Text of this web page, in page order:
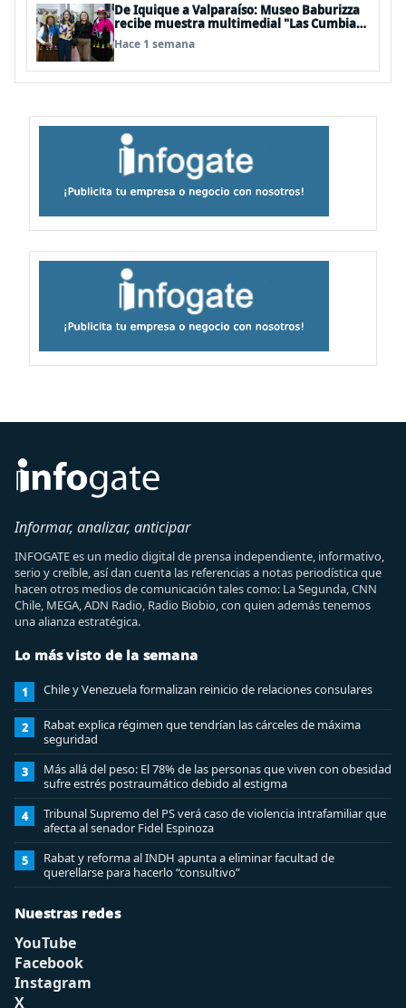
De Iquique a Valparaíso: Museo Baburizza
recibe muestra multimedial "Las Cumbias
que escuchamos allá arriba"
Hace 1 semana
Informar, analizar, anticipar
INFOGATE es un medio digital de prensa independiente, informativo,
serio y creíble, así dan cuenta las referencias a notas periodística que
hacen otros medios de comunicación tales como: La Segunda, CNN
Chile, MEGA, ADN Radio, Radio Biobio, con quien además tenemos
una alianza estratégica.
Lo más visto de la semana
1 Chile y Venezuela formalizan reinicio de relaciones consulares
2
Rabat explica régimen que tendrían las cárceles de máxima
seguridad
3
Más allá del peso: El 78% de las personas que viven con obesidad
sufre estrés postraumático debido al estigma
4
Tribunal Supremo del PS verá caso de violencia intrafamiliar que
afecta al senador Fidel Espinoza
5
Rabat y reforma al INDH apunta a eliminar facultad de
querellarse para hacerlo “consultivo”
Nuestras redes
YouTube
Facebook
Instagram
X